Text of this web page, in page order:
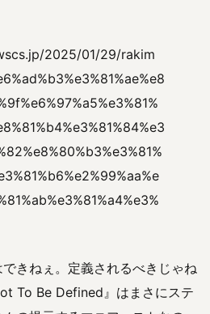
2025/01/29/rakim
できねぇ。定義されるべきじゃね
To Be Defined』はまさにステ